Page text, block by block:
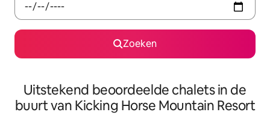
Zoeken
Uitstekend beoordeelde chalets in de
buurt van Kicking Horse Mountain Resort